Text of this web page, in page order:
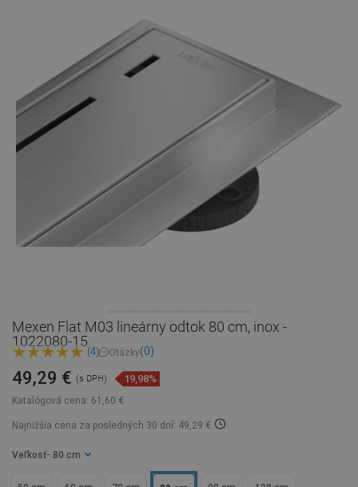
Mexen Flat M03 lineárny odtok 80 cm, inox -
1022080-15
(4) Otázky(0)
Katalógová cena: 61,60 €
49,29 € (s DPH) 19,98%
Najnižšia cena za posledných 30 dní: 49,29 €
Veľkosť - 80 cm